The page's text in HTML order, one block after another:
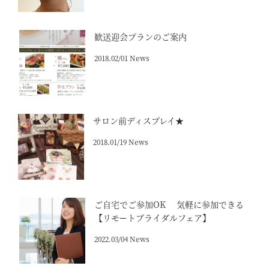
歓送迎会プランのご案内
2018.02/01 News
サロン前ディスプレイ★
2018.01/19 News
ご自宅でご参加OK 気軽に参加できる
【リモートブライダルフェア】
2022.03/04 News